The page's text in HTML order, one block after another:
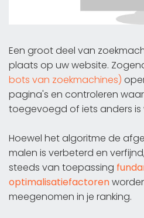
Een groot deel van
plaats op uw website.
bots van zoekmachines)
pagina's en controleren
toegevoegd of iets anders is
Hoewel het algoritme de
malen is verbeterd en
steeds van toepassing
optimalisatiefactoren
meegenomen in je ranking.